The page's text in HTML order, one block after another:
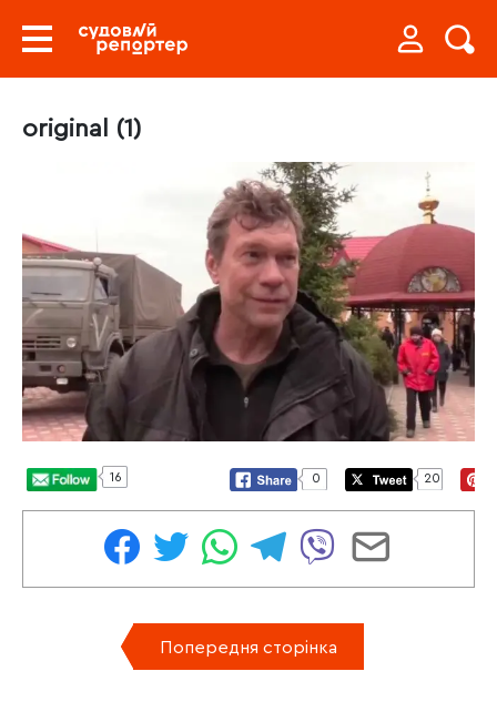
original (1)
16 0 20
Попередня сторінка